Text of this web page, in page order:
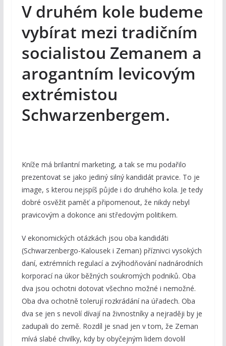
V druhém kole budeme
vybírat mezi tradičním
socialistou Zemanem a
arogantním levicovým
extrémistou
Schwarzenbergem.
Kníže má brilantní marketing, a tak se mu podařilo
prezentovat se jako jediný silný kandidát pravice. To je
image, s kterou nejspíš půjde i do druhého kola. Je tedy
dobré osvěžit paměť a připomenout, že nikdy nebyl
pravicovým a dokonce ani středovým politikem.
V ekonomických otázkách jsou oba kandidáti
(Schwarzenbergo-Kalousek i Zeman) příznivci vysokých
daní, extrémních regulací a zvýhodňování nadnárodních
korporací na úkor běžných soukromých podniků. Oba
dva jsou ochotni dotovat všechno možné i nemožné.
Oba dva ochotně tolerují rozkrádání na úřadech. Oba
dva se jen s nevolí dívají na živnostníky a nejraději by je
zadupali do země. Rozdíl je snad jen v tom, že Zeman
mívá slabé chvilky, kdy by obyčejným lidem dovolil